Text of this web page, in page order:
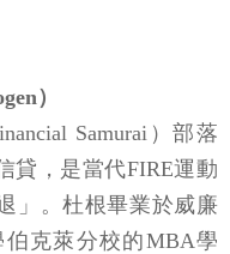
）
Samurai）部落
貸，是當代FIRE運動
」。杜根畢業於威廉
克萊分校的MBA學